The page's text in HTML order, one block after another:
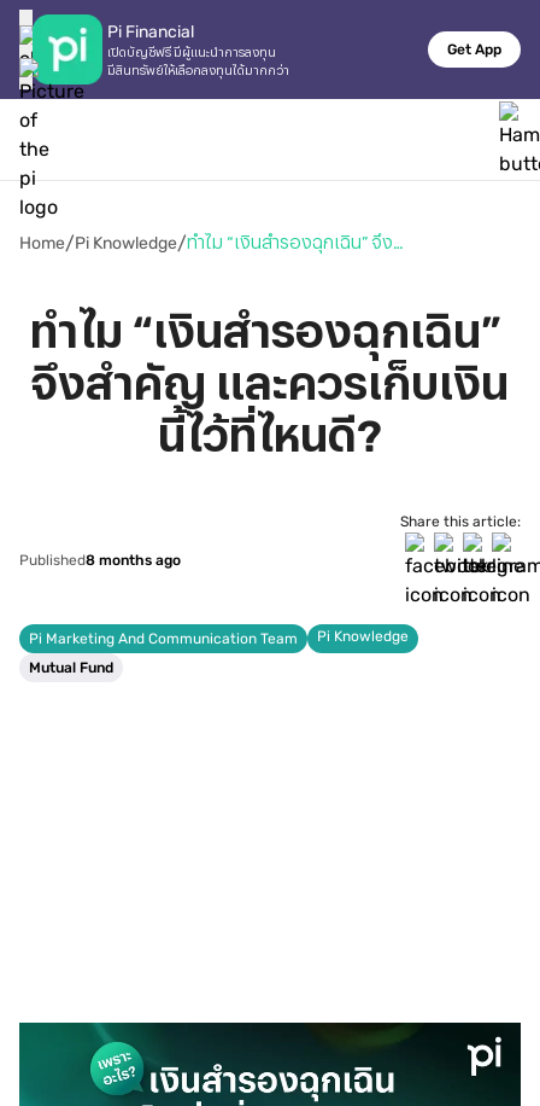
Pi Financial
เปิดบัญชีฟรี มีผู้แนะนำการลงทุน
มีสินทรัพย์ให้เลือกลงทุนได้มากกว่า
Get App
Home/Pi Knowledge/ ทำไม “เงินสำรองฉุกเฉิน” จึงสำคัญ และควรเก็บเงินนี้ไว้ที่ไหนดี?
ทำไม “เงินสำรองฉุกเฉิน”
จึงสำคัญ และควรเก็บเงิน
นี้ไว้ที่ไหนดี?
Published8 months ago
Share this article:
Pi Marketing And Communication Team
Pi Knowledge
Mutual Fund